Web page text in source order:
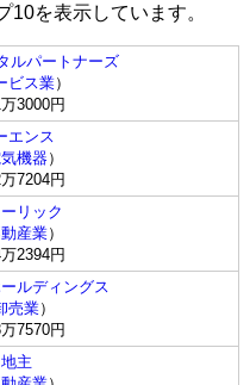
10を表示しています。
ルパートナーズ
ビス業）
3000円
エンス
機器）
7204円
リック
産業）
2394円
ルディングス
売業）
7570円
地主